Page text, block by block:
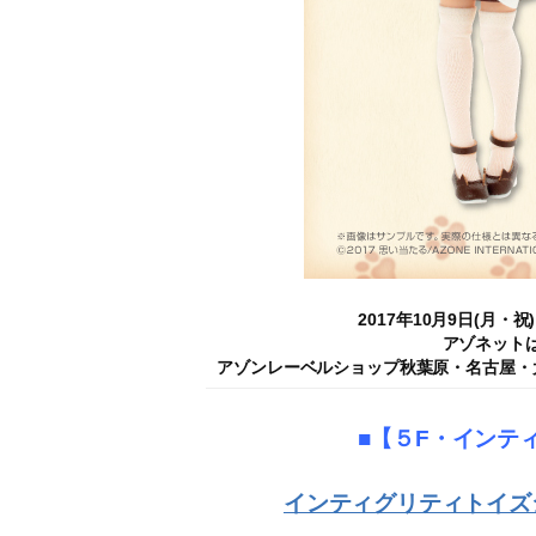
2017年10月9日(月・
アゾネット
アゾンレーベルショップ秋葉原・名古屋
■【５F・インテ
インティグリティトイ